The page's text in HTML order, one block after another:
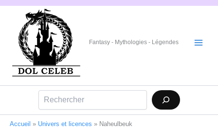
Aller
Fantasy - Mythologies - Légendes
Accueil » Univers et licences » Naheulbeuk